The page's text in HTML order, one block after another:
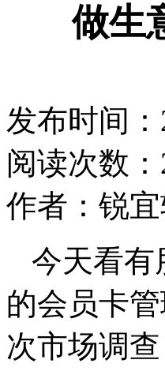
做生
发布时间：
阅读次数：
作者：锐
今天看有
的会员卡
次市场调